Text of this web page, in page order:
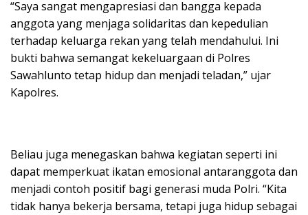
“Saya sangat mengapresiasi dan bangga kepada
anggota yang menjaga solidaritas dan kepedulian
terhadap keluarga rekan yang telah mendahului. Ini
bukti bahwa semangat kekeluargaan di Polres
Sawahlunto tetap hidup dan menjadi teladan,” ujar
Kapolres.
Beliau juga menegaskan bahwa kegiatan seperti ini
dapat memperkuat ikatan emosional antaranggota dan
menjadi contoh positif bagi generasi muda Polri. “Kita
tidak hanya bekerja bersama, tetapi juga hidup sebagai